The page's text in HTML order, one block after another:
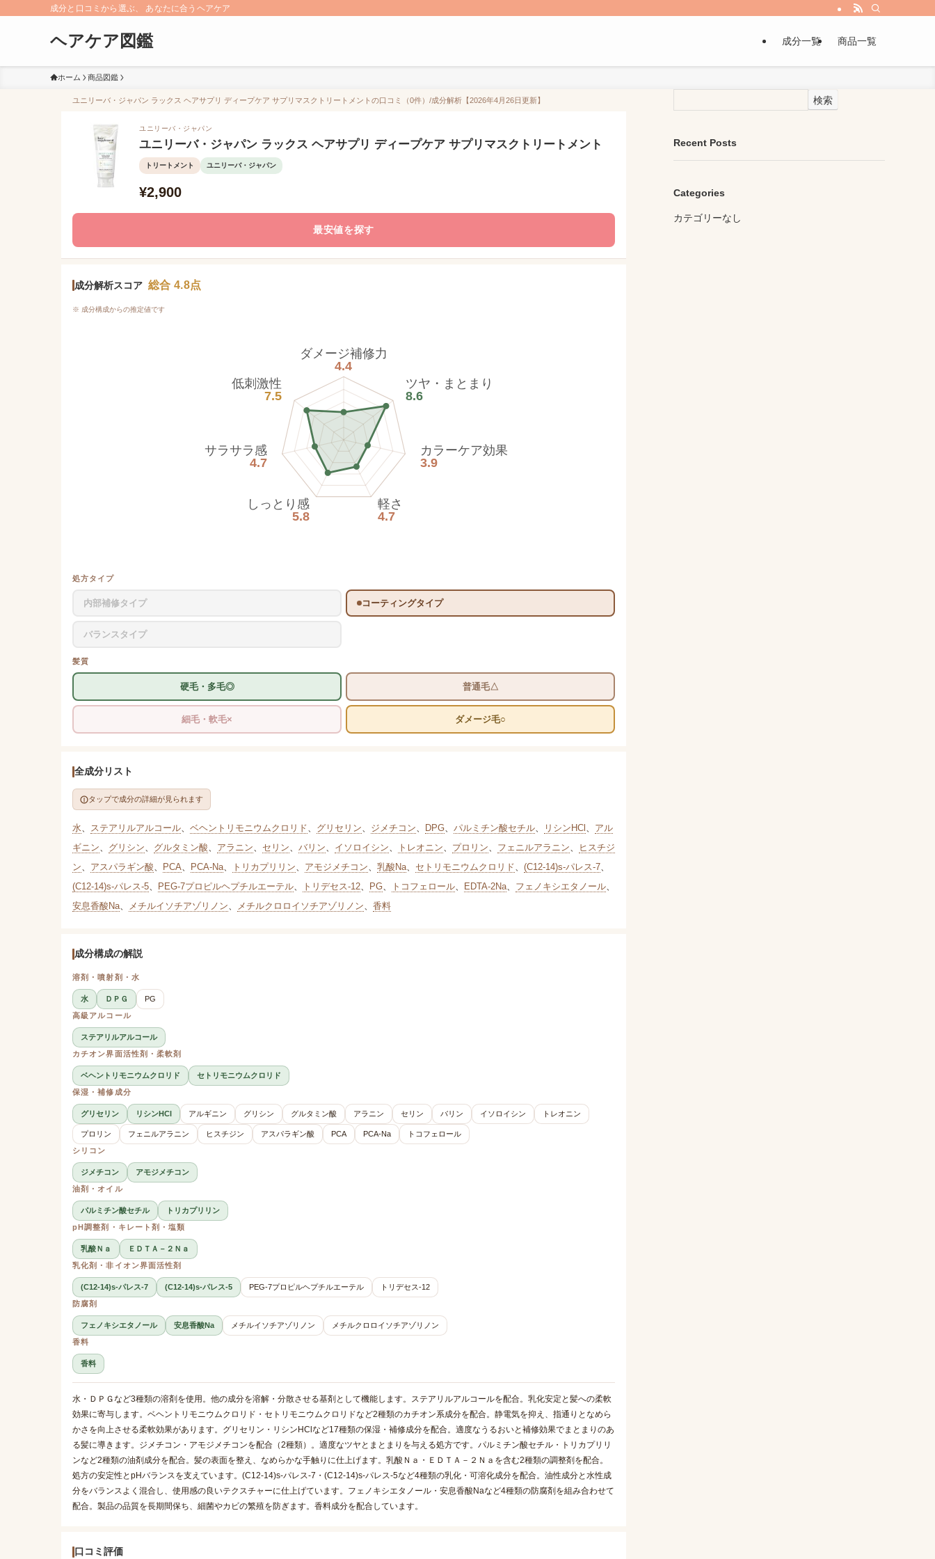
成分と口コミから選ぶ、 あなたに合うヘアケア
ヘアケア図鑑 成分一覧 商品一覧
ホーム 商品図鑑
ユニリーバ・ジャパン ラックス ヘアサプリ ディープケア サプリマスクトリートメントの口コミ（0件）/成分解析【2026年4月26日更新】
ユニリーバ・ジャパン
ユニリーバ・ジャパン ラックス ヘアサプリ ディープケア サプリマスクトリートメント
トリートメント ユニリーバ・ジャパン
¥2,900
最安値を探す
成分解析スコア 総合 4.8点
※ 成分構成からの推定値です
ダメージ補修力
4.4
ツヤ・まとまり
8.6
カラーケア効果
3.9
軽さ
4.7
しっとり感
5.8
サラサラ感
4.7
低刺激性
7.5
処方タイプ
内部補修タイプ コーティングタイプ
バランスタイプ
髪質
硬毛・多毛◎ 普通毛△
細毛・軟毛× ダメージ毛○
全成分リスト
タップで成分の詳細が見られます
水、 ステアリルアルコール、 ベヘントリモニウムクロリド、 グリセリン、 ジメチコン、 DPG、 パルミチン酸セチル、 リシンHCl 、 アル
ギニン、 グリシン、 グルタミン酸、 アラニン、 セリン、 バリン、 イソロイシン、 トレオニン、 プロリン、 フェニルアラニン、
ヒスチジ
ン、 アスパラギン酸、 PCA、 PCA-Na、 トリカプリリン、 アモジメチコン、 乳酸Na、 セトリモニウムクロリド、 (C12-14)s-パレス-7、
(C12-14)s-パレス-5、 PEG-7プロピルヘプチルエーテル、 トリデセス-12、 PG、 トコフェロール、 EDTA-2Na、 フェノキシエタノール、
安息香酸Na、 メチルイソチアゾリノン、 メチルクロロイソチアゾリノン、 香料
成分構成の解説
溶剤・噴射剤・水
水 ＤＰＧ
PG
高級アルコール
ステアリルアルコール
カチオン界面活性剤・柔軟剤
ベヘントリモニウムクロリド
セトリモニウムクロリド
保湿・補修成分
グリセリン リシンHCl アルギニン グリシン グルタミン酸 アラニン セリン バリン イソロイシン トレオニン
プロリン フェニルアラニン ヒスチジン アスパラギン酸 PCA PCA-Na
トコフェロール
シリコン
ジメチコン
アモジメチコン
油剤・オイル
パルミチン酸セチル
トリカプリリン
pH調整剤・キレート剤・塩類
乳酸Ｎａ
ＥＤＴＡ－２Ｎａ
乳化剤・非イオン界面活性剤
(C12-14)s-パレス-7 (C12-14)s-パレス-5 PEG-7プロピルヘプチルエーテル
トリデセス-12
防腐剤
フェノキシエタノール 安息香酸Na メチルイソチアゾリノン
メチルクロロイソチアゾリノン
香料
香料
水・ＤＰＧなど3種類の溶剤を使用。他の成分を溶解・分散させる基剤として機能します。ステアリルアルコールを配合。乳化安定と髪への柔軟
効果に寄与します。ベヘントリモニウムクロリド・セトリモニウムクロリドなど2種類のカチオン系成分を配合。静電気を抑え、指通りとなめら
かさを向上させる柔軟効果があります。グリセリン・リシンHClなど17種類の保湿・補修成分を配合。適度なうるおいと補修効果でまとまりのあ
る髪に導きます。ジメチコン・アモジメチコンを配合（2種類）。適度なツヤとまとまりを与える処方です。パルミチン酸セチル・トリカプリリ
ンなど2種類の油剤成分を配合。髪の表面を整え、なめらかな手触りに仕上げます。乳酸Ｎａ・ＥＤＴＡ－２Ｎａを含む2種類の調整剤を配合。
処方の安定性とpHバランスを支えています。(C12-14)s-パレス-7・(C12-14)s-パレス-5など4種類の乳化・可溶化成分を配合。油性成分と水性成
分をバランスよく混合し、使用感の良いテクスチャーに仕上げています。フェノキシエタノール・安息香酸Naなど4種類の防腐剤を組み合わせて
配合。製品の品質を長期間保ち、細菌やカビの繁殖を防ぎます。香料成分を配合しています。
口コミ評価
検索
Recent Posts
Categories
カテゴリーなし